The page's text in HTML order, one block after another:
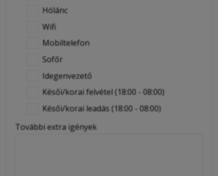
Hólánc
Wifi
Mobiltelefon
Sofőr
Idegenvezető
Késői/korai felvétel (18:00 - 08:00)
Késői/korai leadás (18:00 - 08:00)
További extra igények